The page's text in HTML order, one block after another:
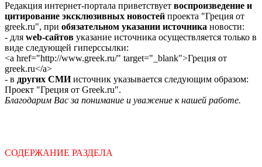
Редакция интернет-портала приветствует воспроизведение и
цитирование эксклюзивных новостей проекта "Греция от
greek.ru", при обязательном указании источника новости:
- для web-сайтов указание источника осуществляется только в
виде следующей гиперссылки:
<a href="http://www.greek.ru/" target="_blank">Греция от
greek.ru</a>
- в других СМИисточник указывается следующим образом:
Проект "Греция от Greek.ru".
Благодарим Вас за понимание и уважение к нашей работе.
СОДЕРЖАНИЕ РАЗДЕЛА